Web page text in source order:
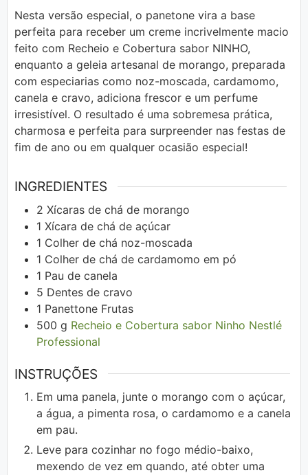
Nesta versão especial, o panetone vira a base
perfeita para receber um creme incrivelmente macio
feito com Recheio e Cobertura sabor NINHO,
enquanto a geleia artesanal de morango, preparada
com especiarias como noz-moscada, cardamomo,
canela e cravo, adiciona frescor e um perfume
irresistível. O resultado é uma sobremesa prática,
charmosa e perfeita para surpreender nas festas de
fim de ano ou em qualquer ocasião especial!
INGREDIENTES
2 Xícaras de chá de morango
1 Xícara de chá de açúcar
1 Colher de chá noz-moscada
1 Colher de chá de cardamomo em pó
1 Pau de canela
5 Dentes de cravo
1 Panettone Frutas
500 g Recheio e Cobertura sabor Ninho Nestlé
Professional
INSTRUÇÕES
Em uma panela, junte o morango com o açúcar,
a água, a pimenta rosa, o cardamomo e a canela
em pau.
Leve para cozinhar no fogo médio-baixo,
mexendo de vez em quando, até obter uma